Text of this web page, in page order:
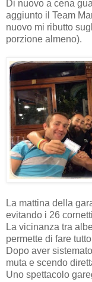
Di nuovo a cena
aggiunto il Team
nuovo mi ributto
porzione almeno).
La mattina della
evitando i 26
La vicinanza tra
permette di fare
Dopo aver
muta e scendo
Uno spettacolo